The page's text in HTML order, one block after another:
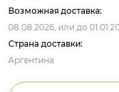
Возможная доставка:
08.08.2026, или до
Страна доставки:
Аргентина